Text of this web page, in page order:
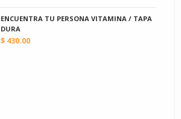
ENCUENTRA TU PERSONA VITAMINA / TAPA
DURA
$ 430.00